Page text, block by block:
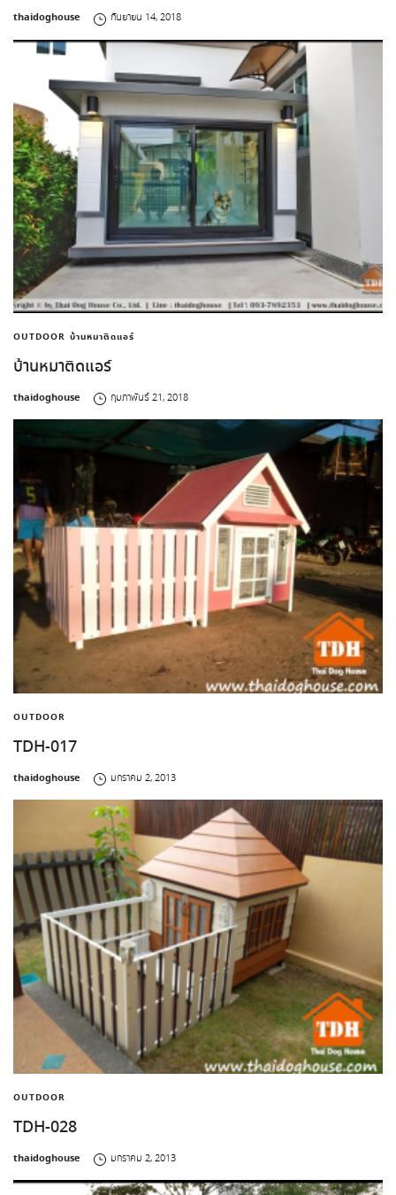
by
thaidoghouse กันยายน 14, 2018
OUTDOOR บ้านหมาติดแอร์
บ้านหมาติดแอร์
by
thaidoghouse กุมภาพันธ์ 21, 2018
OUTDOOR
TDH-017
by
thaidoghouse มกราคม 2, 2013
OUTDOOR
TDH-028
by
thaidoghouse มกราคม 2, 2013